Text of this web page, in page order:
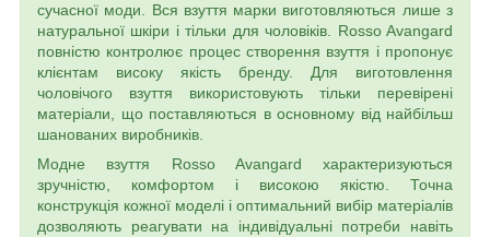
сучасної моди. Вся взуття марки виготовляються лише з
натуральної шкіри і тільки для чоловіків. Rosso Avangard
повністю контролює процес створення взуття і пропонує
клієнтам високу якість бренду. Для виготовлення
чоловічого взуття використовують тільки перевірені
матеріали, що поставляються в основному від найбільш
шанованих виробників.
Модне взуття Rosso Avangard характеризуються
зручністю, комфортом і високою якістю. Точна
конструкція кожної моделі і оптимальний вибір матеріалів
дозволяють реагувати на індивідуальні потреби навіть